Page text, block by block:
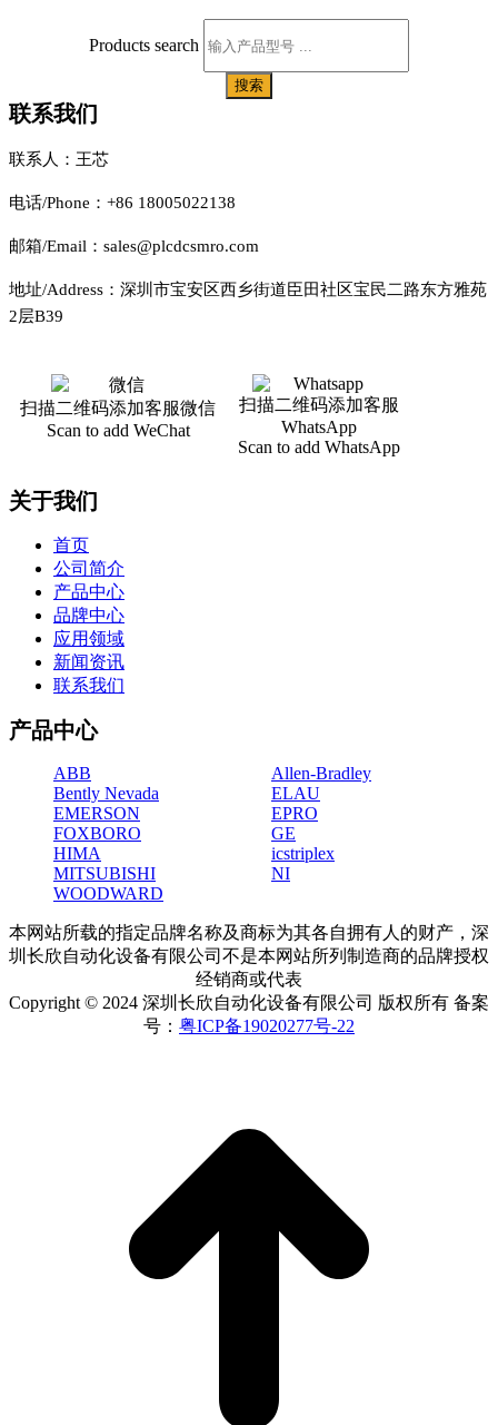
Products search
搜索
联系我们
联系人：王芯
电话/Phone：+86 18005022138
邮箱/Email：sales@plcdcsmro.com
地址/Address：深圳市宝安区西乡街道臣田社区宝民二路东方雅苑
2层B39
扫描二维码添加客服微信
Scan to add WeChat
扫描二维码添加客服
WhatsApp
Scan to add WhatsApp
关于我们
首页
公司简介
产品中心
品牌中心
应用领域
新闻资讯
联系我们
产品中心
ABB
Allen-Bradley
Bently Nevada
ELAU
EMERSON
EPRO
FOXBORO
GE
HIMA
icstriplex
MITSUBISHI
NI
WOODWARD
本网站所载的指定品牌名称及商标为其各自拥有人的财产，深
圳长欣自动化设备有限公司不是本网站所列制造商的品牌授权
经销商或代表
Copyright © 2024 深圳长欣自动化设备有限公司 版权所有 备案
号： 粤ICP备19020277号-22